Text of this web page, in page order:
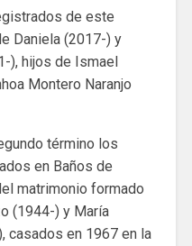
de este
Daniela (2017-) y
), hijos de Ismael
Montero Naranjo
término los
en Baños de
matrimonio formado
(1944-) y María
casados en 1967 en la